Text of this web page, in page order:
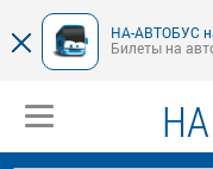
НА-АВТОБУС
Билеты на